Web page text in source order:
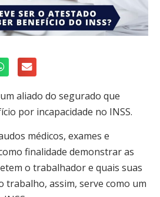
aliado do segurado que
por incapacidade no INSS.
médicos, exames e
finalidade demonstrar as
o trabalhador e quais suas
trabalho, assim, serve como um